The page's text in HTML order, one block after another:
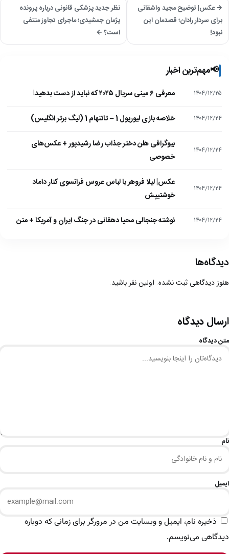
→ عکس| توضیح مجید واشقانی
برای سردار رادان؛ قصدمان این
نبود!
نظر جدید پزشکی قانونی درباره پرونده
پژمان جمشیدی؛ ماجرای تجاوز منتفی
است؟ ←
📢مهم‌ترین اخبار
۱۴۰۴/۱۲/۲۵ معرفی ۶ مینی سریال ۲۰۲۵ که نباید از دست بدهید!
۱۴۰۴/۱۲/۲۴ خلاصه بازی لیورپول 1 – تاتنهام 1 (لیگ برتر انگلیس)
۱۴۰۴/۱۲/۲۴
بیوگرافی هلن دختر جذاب رضا رشیدپور + عکس‌های
خصوصی
۱۴۰۴/۱۲/۲۴
عکس| لیلا فروهر با لباس عروس فرانسوی کنار داماد
خوشتیپش
۱۴۰۴/۱۲/۲۴ نوشته جنجالی محیا دهقانی در جنگ ایران و آمریکا + متن
دیدگاه‌ها
هنوز دیدگاهی ثبت نشده. اولین نفر باشید.
ارسال دیدگاه
متن دیدگاه
نام
ایمیل
ذخیره نام، ایمیل و وبسایت من در مرورگر برای زمانی که دوباره
دیدگاهی می‌نویسم.